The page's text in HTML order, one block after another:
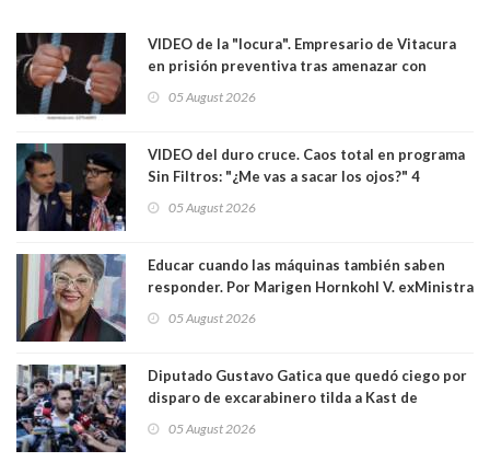
VIDEO de la "locura". Empresario de Vitacura
en prisión preventiva tras amenazar con
Los persiguió en potente camioneta
05 August 2026
VIDEO del duro cruce. Caos total en programa
Sin Filtros: "¿Me vas a sacar los ojos?" 4
excarabinero que dejó ciego a Gustavo Gatica:
05 August 2026
Educar cuando las máquinas también saben
responder. Por Marigen Hornkohl V. exMinistra
05 August 2026
Diputado Gustavo Gatica que quedó ciego por
disparo de excarabinero tilda a Kast de
absolución del exuniformado. Presidente DC
05 August 2026